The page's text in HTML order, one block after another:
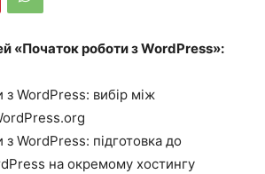
«Початок роботи з WordPress»:
з WordPress: вибір між
WordPress: підготовка до
на окремому хостингу